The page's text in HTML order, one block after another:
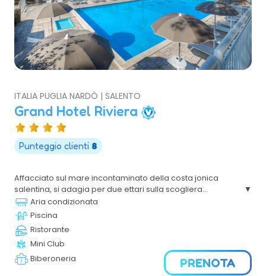
ITALIA PUGLIA NARDÒ | SALENTO
Grand Hotel Riviera
Punteggio clienti 8
Affacciato sul mare incontaminato della costa jonica
salentina, si adagia per due ettari sulla scogliera
terrazzata sino al mare, tra pini e rigogliosa macchia
mediterranea, offrendo uno dei più suggestivi scenari
sulla baia di Gallipoli.
Aria condizionata
Piscina
Ristorante
Mini Club
Biberoneria
PRENOTA